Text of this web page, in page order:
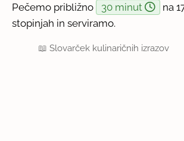
Pečemo približno
30 minut
na
stopinjah in serviramo.
📖Slovarček kulinaričnih izrazov